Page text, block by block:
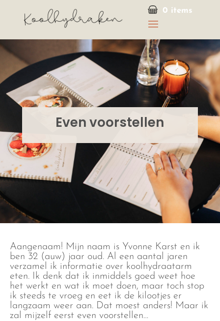
0 items
Even voorstellen
Aangenaam! Mijn naam is Yvonne Karst en ik
ben 32 (auw) jaar oud. Al een aantal jaren
verzamel ik informatie over koolhydraatarm
eten. Ik denk dat ik inmiddels goed weet hoe
het werkt en wat ik moet doen, maar toch stop
ik steeds te vroeg en eet ik de kilootjes er
langzaam weer aan. Dat moest anders! Maar ik
zal mijzelf eerst even voorstellen…